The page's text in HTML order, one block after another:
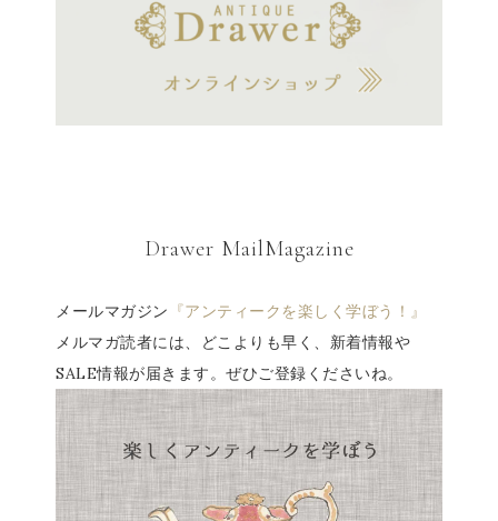
Drawer MailMagazine
メールマガジン 『アンティークを楽しく学ぼう！』
メルマガ読者には、どこよりも早く、新着情報や
SALE情報が届きます。ぜひご登録くださいね。